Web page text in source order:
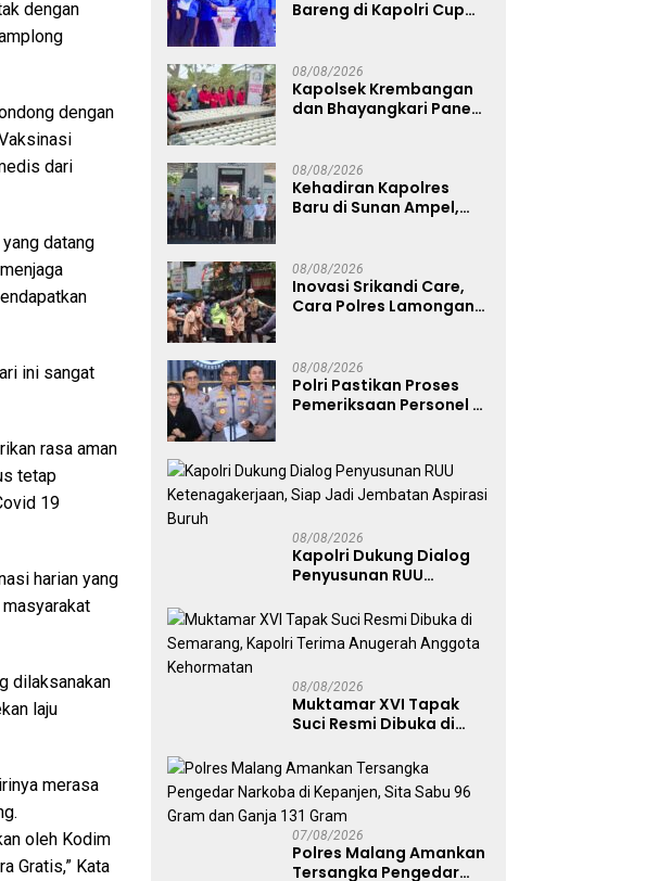
dengan
dengan
dari
datang
ini sangat
rasa aman
tetap
19
harian yang
dilaksanakan
laju
merasa
oleh Kodim
Gratis,” Kata
Bareng di Kapolri Cup
Penonton, Jadilah
Talenta Digital
08/08/2026
Kapolsek Krembangan
dan Bhayangkari Panen
Ketahanan Pangan
08/08/2026
Kehadiran Kapolres
Baru di Sunan Ampel,
dan Ulama
08/08/2026
Inovasi Srikandi Care,
Cara Polres Lamongan
08/08/2026
Polri Pastikan Proses
Pemeriksaan Personel di
Transparan
08/08/2026
Kapolri Dukung Dialog
Penyusunan RUU
Jadi Jembatan Aspirasi
Buruh
08/08/2026
Muktamar XVI Tapak
Suci Resmi Dibuka di
Terima Anugerah
Anggota Kehormatan
07/08/2026
Polres Malang Amankan
Tersangka Pengedar